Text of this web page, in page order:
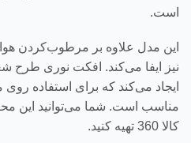
است.
این مدل علاوه بر مرطوب‌کردن
نیز ایفا می‌کند. افکت نوری طرح
ایجاد می‌کند که برای استفاده
مناسب است. شما می‌توانید این
کالا 360 تهیه کنید.